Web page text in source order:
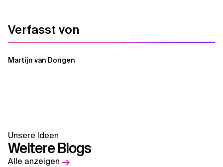
Verfasst von
Martijn van Dongen
Unsere Ideen
Weitere Blogs
Alle anzeigen